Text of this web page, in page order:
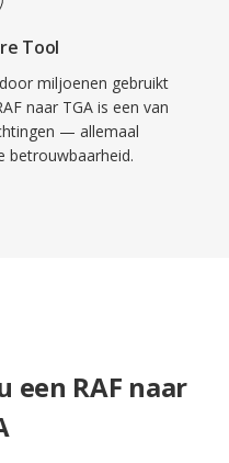
Tool
miljoenen gebruikt
naar TGA is een van
— allemaal
betrouwbaarheid.
een RAF naar